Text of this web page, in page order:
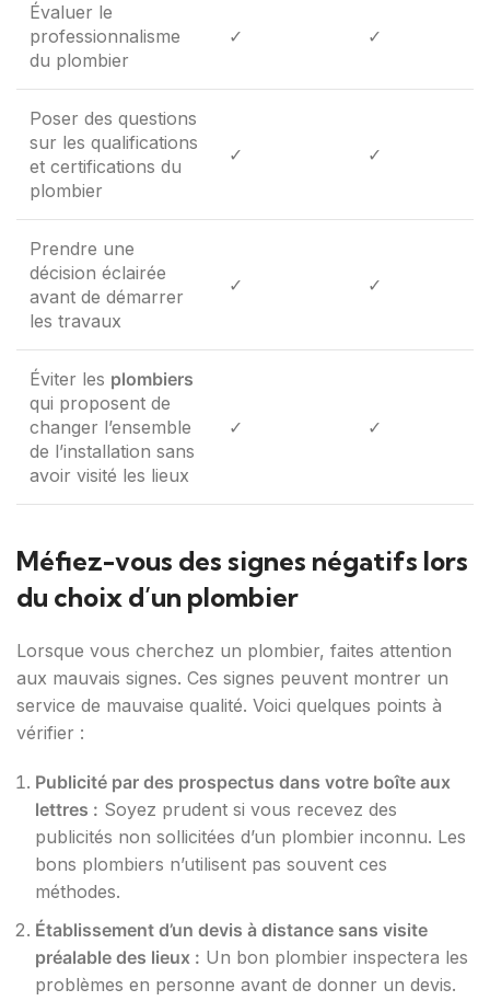
Évaluer le
professionnalisme
du plombier
✓ ✓
Poser des questions
sur les qualifications
et certifications du
plombier
✓ ✓
Prendre une
décision éclairée
avant de démarrer
les travaux
✓ ✓
Éviter les plombiers
qui proposent de
changer l’ensemble
de l’installation sans
avoir visité les lieux
✓ ✓
Méfiez-vous des signes négatifs lors
du choix d’un plombier
Lorsque vous cherchez un plombier, faites attention
aux mauvais signes. Ces signes peuvent montrer un
service de mauvaise qualité. Voici quelques points à
vérifier :
Publicité par des prospectus dans votre boîte aux
lettres : Soyez prudent si vous recevez des
publicités non sollicitées d’un plombier inconnu. Les
bons plombiers n’utilisent pas souvent ces
méthodes.
Établissement d’un devis à distance sans visite
préalable des lieux : Un bon plombier inspectera les
problèmes en personne avant de donner un devis.